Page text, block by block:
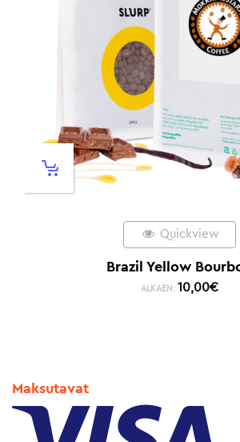
Quickview
Brazil Yellow
ALKAEN: 10,00€
Maksutavat